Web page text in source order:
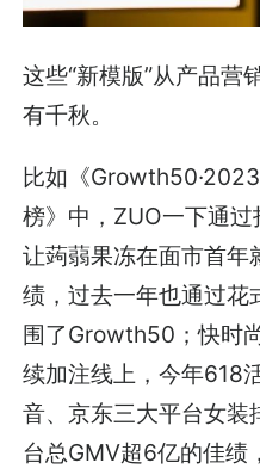
这些“新模版”从产品营
有千秋。
比如《
榜》中，ZUO一下通
让蒟蒻果冻在面市首年
绩，过去一年也通过花
围了Growth50；快时
续加注线上，今年618
音、京东三大平台女装
台总GMV超6亿的佳绩